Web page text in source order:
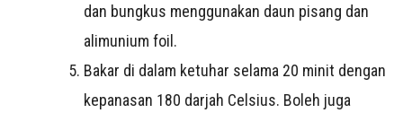
dan bungkus menggunakan daun pisang dan
alimunium foil.
Bakar di dalam ketuhar selama 20 minit dengan
kepanasan 180 darjah Celsius. Boleh juga